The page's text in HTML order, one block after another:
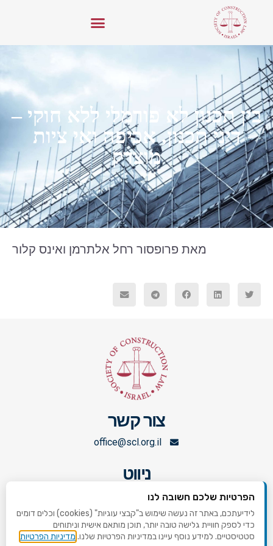
בין תכנון לא פורמלי ללא חוקי –
דיני תכנון, אכיפה ואי ציות
מוצדק
מאת פרופסור רחל אלתרמן ואינס קלור
צור קשר
office@scl.org.il
ניווט
אירועים קרובים
החלטות ופסקי דין
הפרטיות שלכם חשובה לנו
לידיעתכם, באתר זה נעשה שימוש ב"קבצי עוגיות" (cookies) וכלים דומים
כדי לספק חוויית גלישה טובה יותר, תוכן מותאם אישית וניתוחים
סטטיסטיים. למידע נוסף עיינו במדיניות הפרטיות שלנו. מדיניות הפרטיות